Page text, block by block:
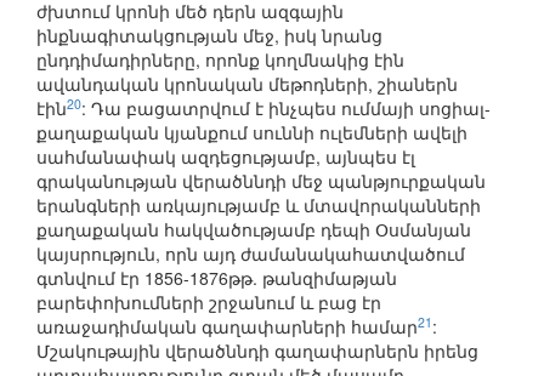
ժխտում կրոնի մեծ դերն ազգային
ինքնագիտակցության մեջ, իսկ նրանց
ընդդիմադիրները, որոնք կողմնակից էին
ավանդական կրոնական մեթոդների, շիաներն
էին20: Դա բացատրվում է ինչպես ումմայի սոցիալ-
քաղաքական կյանքում սուննի ուլեմների ավելի
սահմանափակ ազդեցությամբ, այնպես էլ
գրականության վերածննդի մեջ պանթյուրքական
երանգների առկայությամբ և մտավորականների
քաղաքական հակվածությամբ դեպի Օսմանյան
կայսրություն, որն այդ ժամանակահատվածում
գտնվում էր 1856-1876թթ. թանզիմաթյան
բարեփոխումների շրջանում և բաց էր
առաջադիմական գաղափարների համար21 :
Մշակութային վերածննդի գաղափարներն իրենց